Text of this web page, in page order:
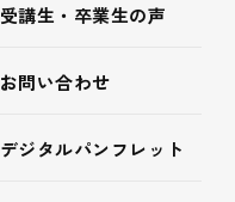
受講生・卒業生の声
お問い合わせ
デジタルパンフレット